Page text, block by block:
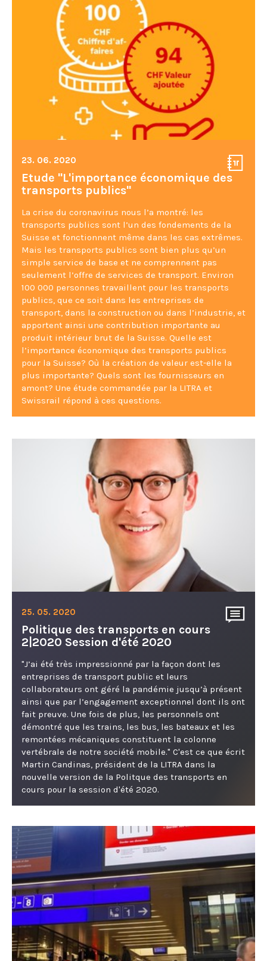
23. 06. 2020
Etude "L'importance économique des
transports publics"
La crise du coronavirus nous l’a montré: les
transports publics sont l’un des fondements de la
Suisse et fonctionnent même dans les cas extrêmes.
Mais les transports publics sont bien plus qu’un
simple service de base et ne comprennent pas
seulement l’offre de services de transport. Environ
100 000 personnes travaillent pour les transports
publics, que ce soit dans les entreprises de
transport, dans la construction ou dans l’industrie, et
apportent ainsi une contribution importante au
produit intérieur brut de la Suisse. Quelle est
l’importance économique des transports publics
pour la Suisse? Où la création de valeur est-elle la
plus importante? Quels sont les fournisseurs en
amont? Une étude commandée par la LITRA et
Swissrail répond à ces questions.
25. 05. 2020
Politique des transports en cours
2|2020 Session d'été 2020
"J’ai été très impressionné par la façon dont les
entreprises de transport public et leurs
collaborateurs ont géré la pandémie jusqu’à présent
ainsi que par l’engagement exceptionnel dont ils ont
fait preuve. Une fois de plus, les personnels ont
démontré que les trains, les bus, les bateaux et les
remontées mécaniques constituent la colonne
vertébrale de notre société mobile." C'est ce que écrit
Martin Candinas, président de la LITRA dans la
nouvelle version de la Politque des transports en
cours pour la session d'été 2020.